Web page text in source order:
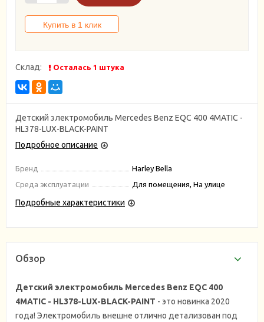
Склад: Осталась 1 штука
Детский электромобиль Mercedes Benz EQC 400 4MATIC -
HL378-LUX-BLACK-PAINT
Подробное описание
Бренд
Harley Bella
Среда эксплуатации
Для помещения, На улице
Подробные характеристики
Обзор
Детский электромобиль Mercedes Benz EQC 400
4MATIC - HL378-LUX-BLACK-PAINT - это новинка 2020
года! Электромобиль внешне отлично детализован под